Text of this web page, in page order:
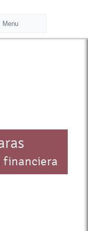
financiera